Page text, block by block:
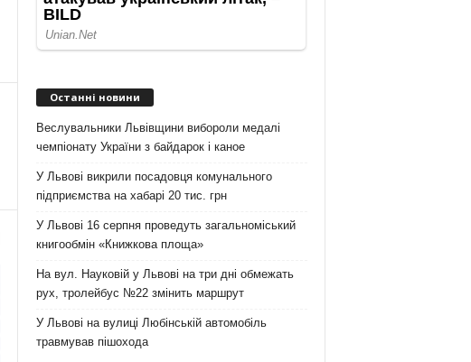
Останні новини
Веслувальники Львівщини вибороли медалі
чемпіонату України з байдарок і каное
У Львові викрили посадовця комунального
підприємства на хабарі 20 тис. грн
У Львові 16 серпня проведуть загальноміський
книгообмін «Книжкова площа»
На вул. Науковій у Львові на три дні обмежать
рух, тролейбус №22 змінить маршрут
У Львові на вулиці Любінській автомобіль
травмував пішохода